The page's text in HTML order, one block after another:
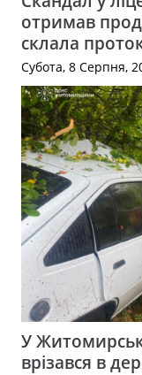
отримав
склала
Субота, 8 Серпня,
У
врізався в